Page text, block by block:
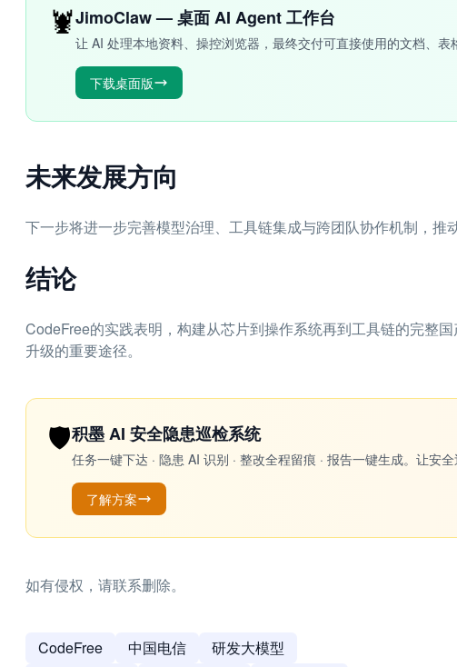
🦞JimoClaw — 桌面 AI Agent 工作台
让 AI 处理本地资料、操控浏览器，最终交付可直接使用的文档、表
下载桌面版
未来发展方向
下一步将进一步完善模型治理、工具链集成与跨团队协作机制，推
结论
CodeFree的实践表明，构建从芯片到操作系统再到工具链的完整
升级的重要途径。
🛡️积墨 AI 安全隐患巡检系统
任务一键下达 · 隐患 AI 识别 · 整改全程留痕 · 报告一键生成。让安
了解方案
如有侵权，请联系删除。
CodeFree 中国电信
研发大模型